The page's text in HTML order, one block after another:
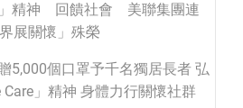
精神 回饋社會 美聯集團連
展關懷」殊榮
5,000個口罩予千名獨居長者 弘
」精神 身體力行關懷社群